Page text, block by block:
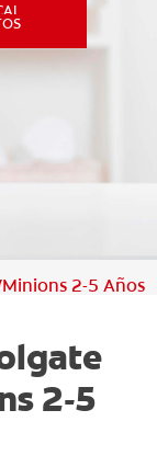
DE SALUD BUCAL
DE PRODUCTOS
2-5 Años
2-5